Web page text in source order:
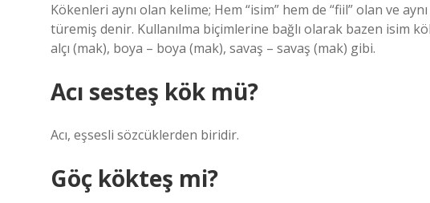
Kökenleri aynı olan kelime; Hem “isim” hem de “fiil” olan ve
türemiş denir. Kullanılma biçimlerine bağlı olarak bazen isim
alçı (mak), boya – boya (mak), savaş – savaş (mak) gibi.
Acı sesteş kök mü?
Acı, eşsesli sözcüklerden biridir.
Göç kökteş mi?